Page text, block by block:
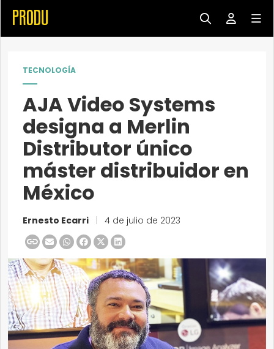
TECNOLOGÍA
AJA Video Systems
designa a Merlin
Distributor único
máster distribuidor en
México
Ernesto Ecarri 4 de julio de 2023